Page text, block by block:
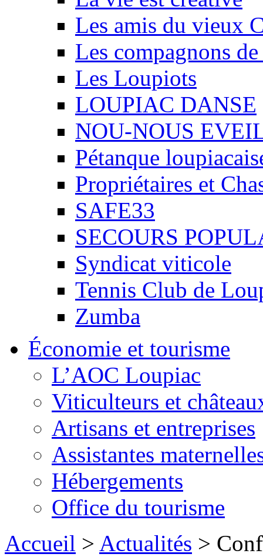
Les amis du vieux
Les compagnons
Les Loupiots
LOUPIAC DANSE
NOU-NOUS
Pétanque
Propriétaires et
SAFE33
SECOURS
Syndicat viticole
Tennis Club de
Zumba
Économie et tourisme
L’AOC Loupiac
Viticulteurs et
Artisans et entreprises
Assistantes
Hébergements
Office du tourisme
Accueil > Actualités >